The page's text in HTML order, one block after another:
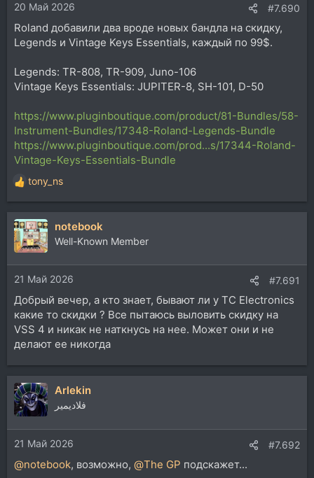
20 Май 2026 #7.690
Roland добавили два вроде новых бандла на скидку,
Legends и Vintage Keys Essentials, каждый по 99$.
Legends: TR-808, TR-909, Juno-106
Vintage Keys Essentials: JUPITER-8, SH-101, D-50
https://www.pluginboutique.com/product/81-Bundles/58-
Instrument-Bundles/17348-Roland-Legends-Bundle
https://www.pluginboutique.com/prod...s/17344-Roland-
Vintage-Keys-Essentials-Bundle
Р
е
а
к
ц
и
и
:
tony_ns
notebook
Well-Known Member
21 Май 2026 #7.691
Добрый вечер, а кто знает, бывают ли у TC Electronics
какие то скидки ? Все пытаюсь выловить скидку на
VSS 4 и никак не наткнусь на нее. Может они и не
делают ее никогда
Arlekin
فلاديمير
21 Май 2026 #7.692
@notebook, возможно, @The GP подскажет...